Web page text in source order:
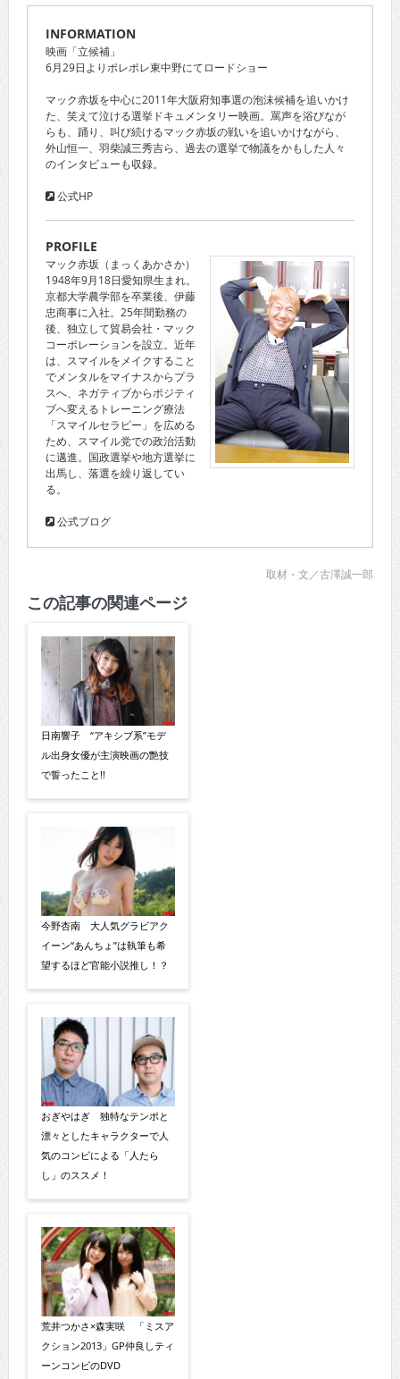
INFORMATION
映画「立候補」
6月29日よりポレポレ東中野にてロードショー
マック赤坂を中心に2011年大阪府知事選の泡沫候補を追いかけ
た、笑えて泣ける選挙ドキュメンタリー映画。罵声を浴びなが
らも、踊り、叫び続けるマック赤坂の戦いを追いかけながら、
外山恒一、羽柴誠三秀吉ら、過去の選挙で物議をかもした人々
のインタビューも収録。
公式HP
PROFILE
マック赤坂（まっくあかさか）
1948年9月18日愛知県生まれ。
京都大学農学部を卒業後、伊藤
忠商事に入社。25年間勤務の
後、独立して貿易会社・マック
コーポレーションを設立。近年
は、スマイルをメイクすること
でメンタルをマイナスからプラ
スへ、ネガティブからポジティ
ブへ変えるトレーニング療法
「スマイルセラピー」を広める
ため、スマイル党での政治活動
に邁進。国政選挙や地方選挙に
出馬し、落選を繰り返してい
る。
公式ブログ
取材・文／古澤誠一郎
この記事の関連ページ
日南響子 “アキシブ系”モデ
ル出身女優が主演映画の艶技
で誓ったこと!!
今野杏南 大人気グラビアク
イーン“あんちょ”は執筆も希
望するほど官能小説推し！？
おぎやはぎ 独特なテンポと
漂々としたキャラクターで人
気のコンビによる「人たら
し」のススメ！
荒井つかさ×森実咲 「ミスア
クション2013」GP仲良しティ
ーンコンビのDVD